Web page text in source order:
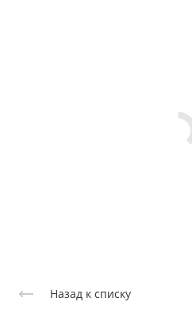
Назад к списку